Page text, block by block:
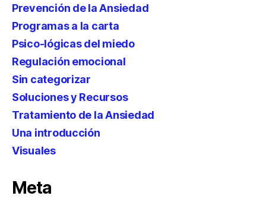
Prevención de la Ansiedad
Programas a la carta
Psico-lógicas del miedo
Regulación emocional
Sin categorizar
Soluciones y Recursos
Tratamiento de la Ansiedad
Una introducción
Visuales
Meta